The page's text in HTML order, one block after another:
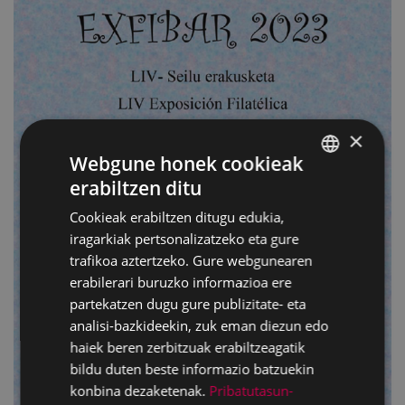
×
Webgune honek cookieak
erabiltzen ditu
Cookieak erabiltzen ditugu edukia,
iragarkiak pertsonalizatzeko eta gure
trafikoa aztertzeko. Gure webgunearen
erabilerari buruzko informazioa ere
partekatzen dugu gure publizitate- eta
analisi-bazkideekin, zuk eman diezun edo
haiek beren zerbitzuak erabiltzeagatik
bildu duten beste informazio batzuekin
konbina dezaketenak. Pribatutasun-